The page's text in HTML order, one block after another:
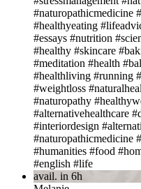
#naturopathicmedicine
#healthyeating
#essays #nutrition
#healthy #skincare
#meditation #health
#healthliving #running
#weightloss
#naturopathy
#alternativehealthcare
#interiordesign
#naturopathicmedicine
#humanities #food
#english #life
avail. in 6h